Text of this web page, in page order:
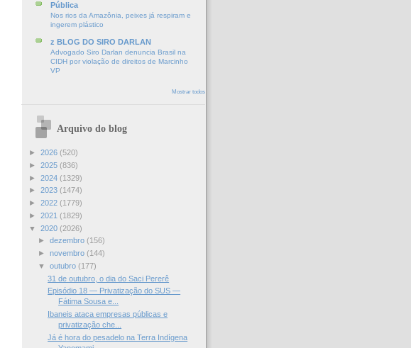
Pública
Nos rios da Amazônia, peixes já respiram e
ingerem plástico
z BLOG DO SIRO DARLAN
Advogado Siro Darlan denuncia Brasil na
CIDH por violação de direitos de Marcinho
VP
Mostrar todos
Arquivo do blog
► 2026 (520)
► 2025 (836)
► 2024 (1329)
► 2023 (1474)
► 2022 (1779)
► 2021 (1829)
▼ 2020 (2026)
► dezembro (156)
► novembro (144)
▼ outubro (177)
31 de outubro, o dia do Saci Pererê
Episódio 18 — Privatização do SUS —
Fátima Sousa e...
Ibaneis ataca empresas públicas e
privatização che...
Já é hora do pesadelo na Terra Indígena